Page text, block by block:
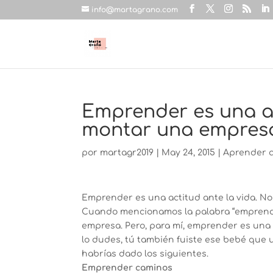
info@martagrano.com
Emprender es una
montar una
por martagr2019 May 24, 2015 |Aprender
Emprender es una actitud ante la vida.
Cuando mencionamos la palabra
empresa. Pero, para mí, emprender es
lo dudes, tú también fuiste ese bebé que
habrías dado los siguientes.
Emprender caminos